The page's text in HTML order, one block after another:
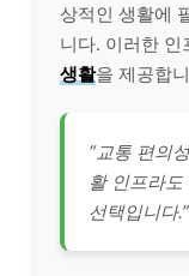
상적인 생활에
니다. 이러한 인
생활을 제공합
“교통 편의
활 인프라
선택입니다.”